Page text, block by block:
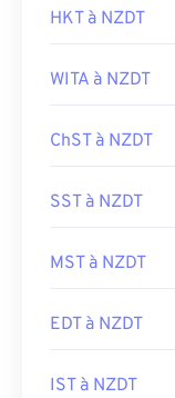
HKT à NZDT
WITA à NZDT
ChST à NZDT
SST à NZDT
MST à NZDT
EDT à NZDT
IST à NZDT